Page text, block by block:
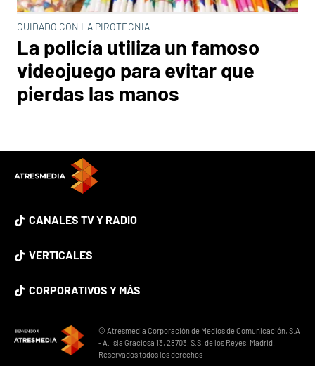
CUIDADO CON LA PIROTECNIA
La policía utiliza un famoso
videojuego para evitar que
pierdas las manos
CANALES TV Y RADIO
VERTICALES
CORPORATIVOS Y MÁS
© Atresmedia Corporación de Medios de Comunicación, S.A
- A. Isla Graciosa 13, 28703, S.S. de los Reyes, Madrid.
Reservados todos los derechos